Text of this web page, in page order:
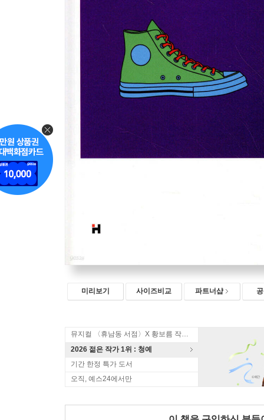
미리보기 사이즈비교 파트너샵
2026 젊은 작가 1위 : 청예
기간 한정 특가 도서
오직, 예스24에서만